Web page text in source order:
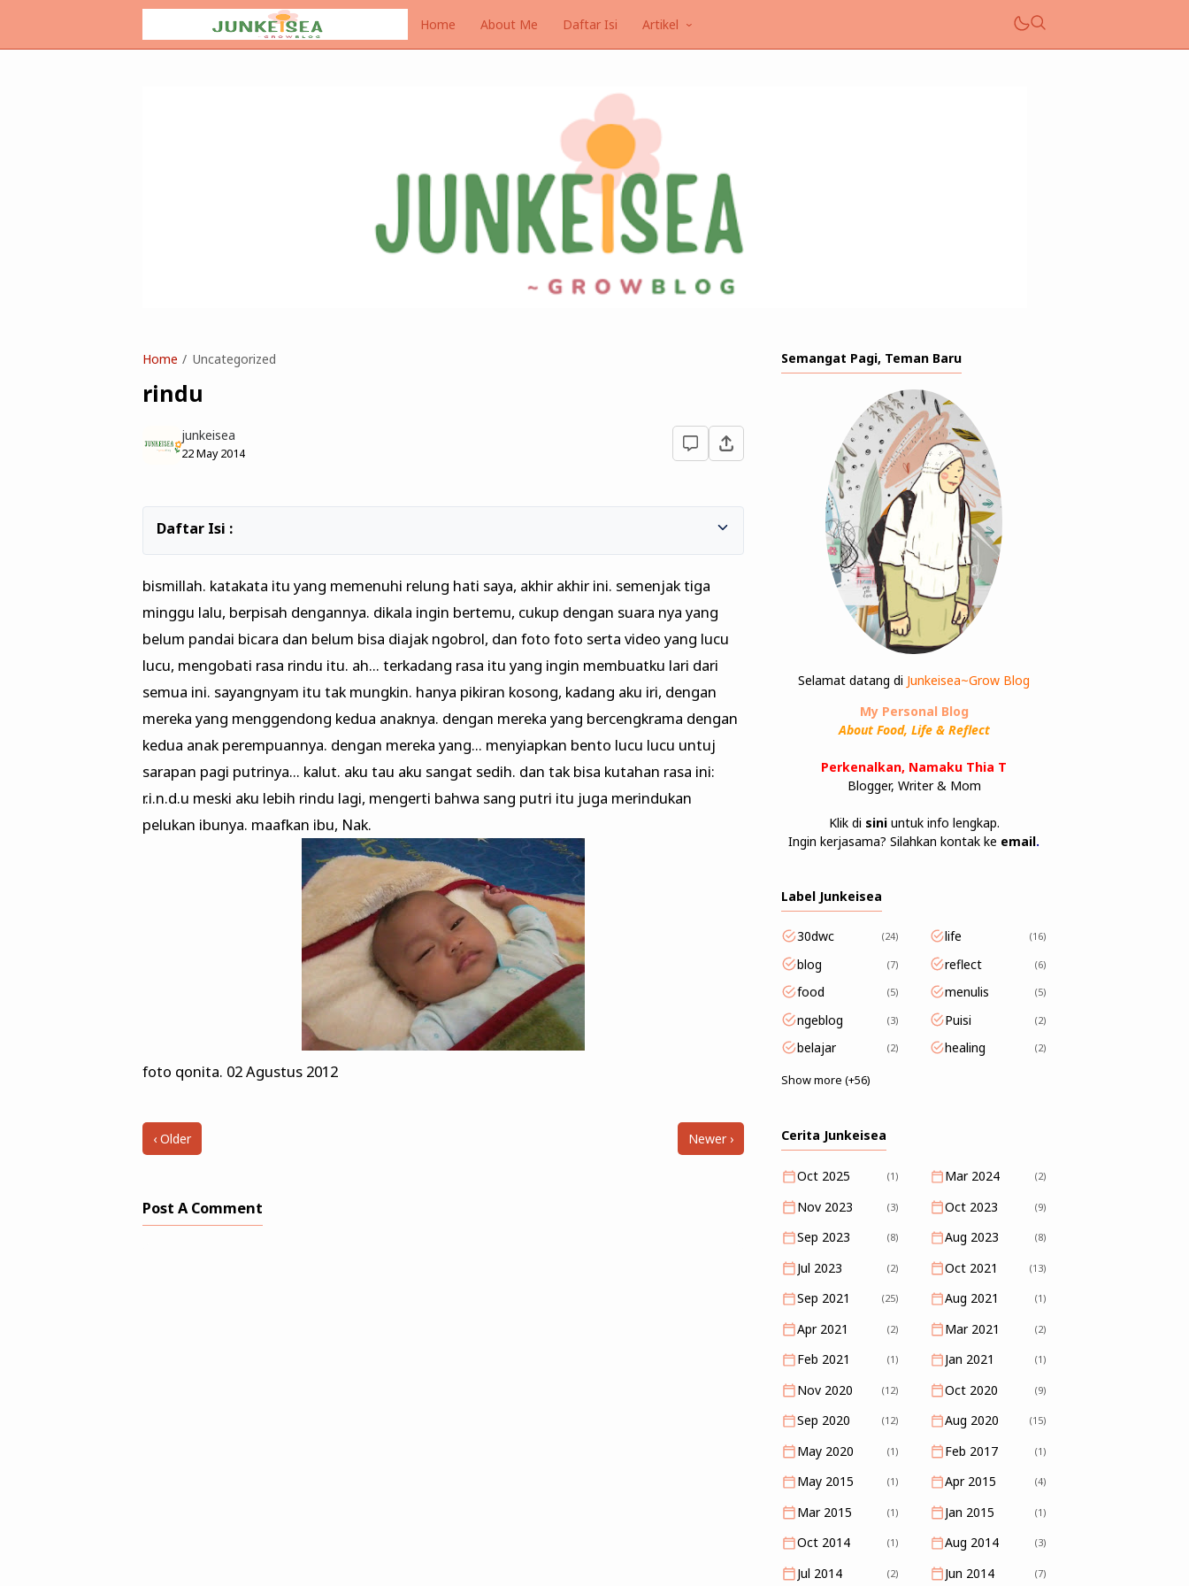
Home About Me Daftar Isi Artikel
Home Uncategorized
rindu
junkeisea
22 May 2014
bismillah. katakata itu yang memenuhi relung hati saya, akhir akhir ini. semenjak tiga
minggu lalu, berpisah dengannya. dikala ingin bertemu, cukup dengan suara nya yang
belum pandai bicara dan belum bisa diajak ngobrol, dan foto foto serta video yang lucu
lucu, mengobati rasa rindu itu. ah... terkadang rasa itu yang ingin membuatku lari dari
semua ini. sayangnyam itu tak mungkin. hanya pikiran kosong, kadang aku iri, dengan
mereka yang menggendong kedua anaknya. dengan mereka yang bercengkrama dengan
kedua anak perempuannya. dengan mereka yang... menyiapkan bento lucu lucu untuj
sarapan pagi putrinya... kalut. aku tau aku sangat sedih. dan tak bisa kutahan rasa ini:
r.i.n.d.u meski aku lebih rindu lagi, mengerti bahwa sang putri itu juga merindukan
pelukan ibunya. maafkan ibu, Nak.
foto qonita. 02 Agustus 2012
‹ Older Newer ›
Post A Comment
Semangat Pagi, Teman Baru
Selamat datang di Junkeisea~Grow Blog
My Personal Blog
About Food, Life & Reflect
Perkenalkan, Namaku Thia T
Blogger, Writer & Mom
Klik di sini untuk info lengkap.
Ingin kerjasama? Silahkan kontak ke email.
Label Junkeisea
30dwc 24 life 16
blog 7 reflect 6
food 5 menulis 5
ngeblog 3 Puisi 2
belajar 2 healing 2
Show more (+56)
Cerita Junkeisea
Oct 2025 (1) Mar 2024 (2)
Nov 2023 (3) Oct 2023 (9)
Sep 2023 (8) Aug 2023 (8)
Jul 2023 (2) Oct 2021 (13)
Sep 2021 (25) Aug 2021 (1)
Apr 2021 (2) Mar 2021 (2)
Feb 2021 (1) Jan 2021 (1)
Nov 2020 (12) Oct 2020 (9)
Sep 2020 (12) Aug 2020 (15)
May 2020 (1) Feb 2017 (1)
May 2015 (1) Apr 2015 (4)
Mar 2015 (1) Jan 2015 (1)
Oct 2014 (1) Aug 2014 (3)
Jul 2014 (2) Jun 2014 (7)